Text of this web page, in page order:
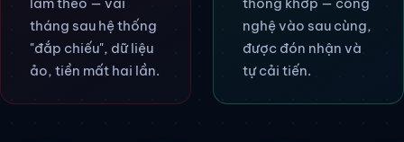
tháng sau hệ thống
"đắp chiếu", dữ liệu
ảo, tiền mất hai lần.
nghệ vào sau cùng,
được đón nhận và
tự cải tiến.